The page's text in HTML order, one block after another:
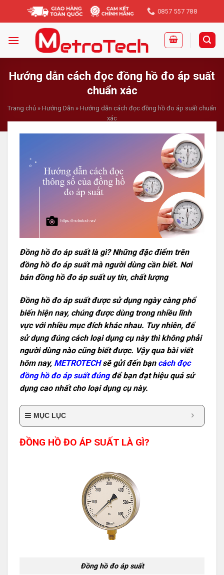
0857 557 788
Hướng dẫn cách đọc đồng hồ đo áp suất
chuẩn xác
Trang chủ » Hướng Dẫn » Hướng dẫn cách đọc đồng hồ đo áp suất chuẩn
xác
Đồng hồ đo áp suất là gì? Những đặc điểm trên
đồng hồ đo áp suất mà người dùng cần biết. Nơi
bán đồng hồ đo áp suất uy tín, chất lượng
Đồng hồ đo áp suất được sử dụng ngày càng phổ
biến hiện nay, chúng được dùng trong nhiều lĩnh
vực với nhiều mục đích khác nhau. Tuy nhiên, để
sử dụng đúng cách loại dụng cụ này thì không phải
người dùng nào cũng biết được. Vậy qua bài viết
hôm nay, METROTECHsẽ gửi đến bạn cách đọc
đồng hồ đo áp suất đúngđể bạn đạt hiệu quả sử
dụng cao nhất cho loại dụng cụ này.
MỤC LỤC
ĐỒNG HỒ ĐO ÁP SUẤT LÀ GÌ?
Đồng hồ đo áp suất